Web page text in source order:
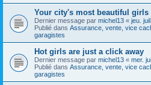
Your city's most beautiful girls
Dernier message par michel13 « jeu.
Publié dans Assurance, vente, vice
garagistes
Hot girls are just a click away
Dernier message par michel13 « mer.
Publié dans Assurance, vente, vice
garagistes